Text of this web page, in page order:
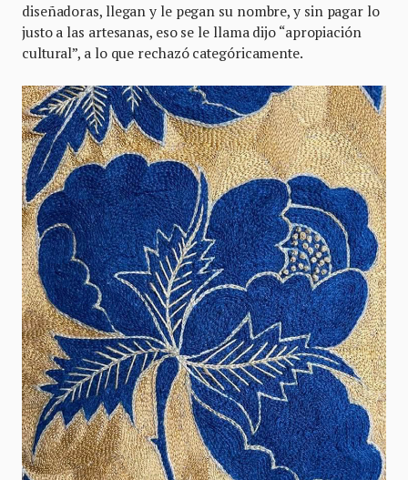
diseñadoras, llegan y le pegan su nombre, y sin pagar lo
justo a las artesanas, eso se le llama dijo “apropiación
cultural”, a lo que rechazó categóricamente.